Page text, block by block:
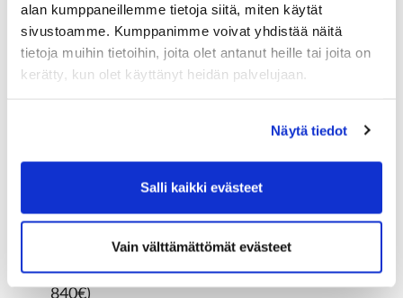
alan kumppaneillemme tietoja siitä, miten käytät
sivustoamme. Kumppanimme voivat yhdistää näitä
tietoja muihin tietoihin, joita olet antanut heille tai joita on
kerätty, kun olet käyttänyt heidän palvelujaan.
Näytä tiedot
Salli kaikki evästeet
Vain välttämättömät evästeet
Kokouksen päätöksiä:
Vahvistettiin tilinpäätös ja myönnettiin
vastuuvapaus hallitukselle ja toimitusjohtajalle
euroa siirretään voitto- ja tappiotilille
hallituksen ehdotuksen mukaisesti.
Kokouksen muut päätökset:
Vahvistettiin talousarvio 2026 (linkki
kokouskutsussa)
Päätettiin vastikkeen suuruudeksi 850€ (2025=
840€)